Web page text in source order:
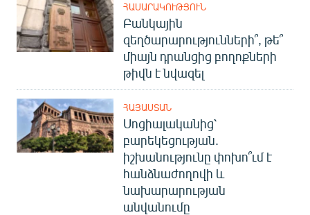
ՀԱՍԱՐԱԿՈՒԹՅՈՒՆ
Բանկային
զեղծարարությունների՞, թե՞
միայն դրանցից բողոքների
թիվն է նվազել
ՀԱՅԱՍՏԱՆ
Սոցիալականից՝
բարեկեցության.
իշխանությունը փոխո՞ւմ է
հանձնաժողովի և
նախարարության
անվանումը